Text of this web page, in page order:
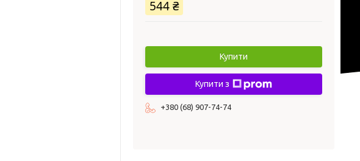
544 ₴
Купити
Купити з
+380 (68) 907-74-74